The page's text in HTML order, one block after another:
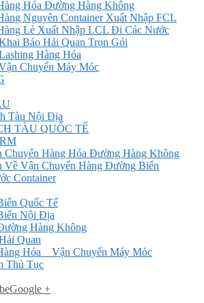
Hóa Đường Hàng Không
Nguyên Container Xuất Nhập FCL
Lẻ Xuất Nhập LCL Đi Các Nước
Báo Hải Quan Trọn Gói
Hàng Hóa
Chuyển Máy Móc
Tàu Nội Địa
TÀU QUỐC TẾ
Hàng Hóa Đường Hàng Không
Vận Chuyển Hàng Đường Biển
Container
Quốc Tế
Nội Địa
Hàng Không
Quan
Hóa _ Vận Chuyển Máy Móc
Thủ Tục
Google +